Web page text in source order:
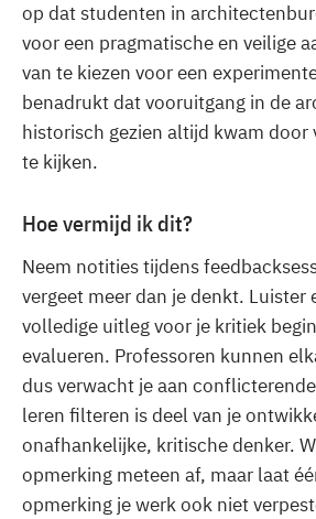
op dat studenten in
voor een pragmatische en veilige
van te kiezen voor een
benadrukt dat vooruitgang in de
historisch gezien altijd kwam door
te kijken.
Hoe vermijd ik dit?
Neem notities tijdens
vergeet meer dan je denkt. Luister
volledige uitleg voor je kritiek
evalueren. Professoren kunnen
dus verwacht je aan
leren filteren is deel van je
onafhankelijke, kritische denker.
opmerking meteen af, maar laat
opmerking je werk ook niet